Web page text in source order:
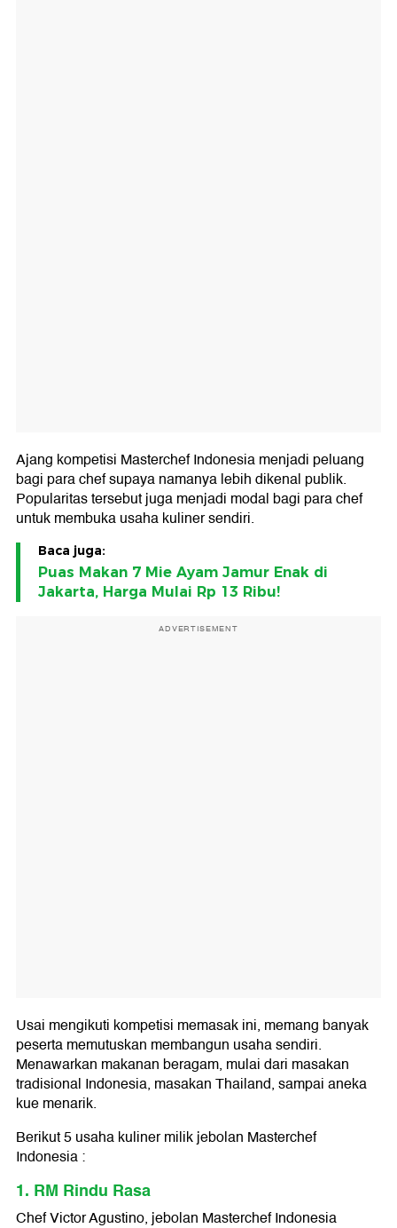
Ajang kompetisi Masterchef Indonesia menjadi peluang
bagi para chef supaya namanya lebih dikenal publik.
Popularitas tersebut juga menjadi modal bagi para chef
untuk membuka usaha kuliner sendiri.
Baca juga:
Puas Makan 7 Mie Ayam Jamur Enak di
Jakarta, Harga Mulai Rp 13 Ribu!
ADVERTISEMENT
Usai mengikuti kompetisi memasak ini, memang banyak
peserta memutuskan membangun usaha sendiri.
Menawarkan makanan beragam, mulai dari masakan
tradisional Indonesia, masakan Thailand, sampai aneka
kue menarik.
Berikut 5 usaha kuliner milik jebolan Masterchef
Indonesia :
1. RM Rindu Rasa
Chef Victor Agustino, jebolan Masterchef Indonesia